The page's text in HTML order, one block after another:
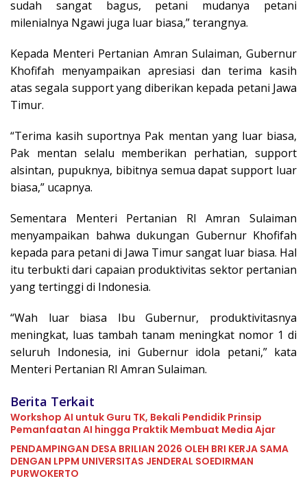
sudah sangat bagus, petani mudanya petani
milenialnya Ngawi juga luar biasa,” terangnya.
Kepada Menteri Pertanian Amran Sulaiman, Gubernur
Khofifah menyampaikan apresiasi dan terima kasih
atas segala support yang diberikan kepada petani Jawa
Timur.
“Terima kasih suportnya Pak mentan yang luar biasa,
Pak mentan selalu memberikan perhatian, support
alsintan, pupuknya, bibitnya semua dapat support luar
biasa,” ucapnya.
Sementara Menteri Pertanian RI Amran Sulaiman
menyampaikan bahwa dukungan Gubernur Khofifah
kepada para petani di Jawa Timur sangat luar biasa. Hal
itu terbukti dari capaian produktivitas sektor pertanian
yang tertinggi di Indonesia.
“Wah luar biasa Ibu Gubernur, produktivitasnya
meningkat, luas tambah tanam meningkat nomor 1 di
seluruh Indonesia, ini Gubernur idola petani,” kata
Menteri Pertanian RI Amran Sulaiman.
Berita Terkait
Workshop AI untuk Guru TK, Bekali Pendidik Prinsip
Pemanfaatan AI hingga Praktik Membuat Media Ajar
PENDAMPINGAN DESA BRILIAN 2026 OLEH BRI KERJA SAMA
DENGAN LPPM UNIVERSITAS JENDERAL SOEDIRMAN
PURWOKERTO